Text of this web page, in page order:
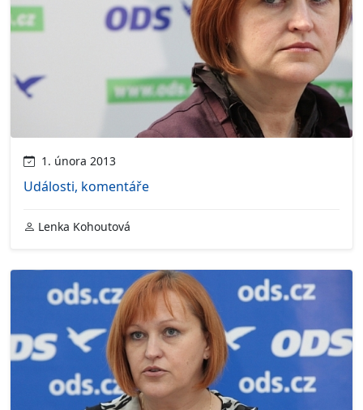
1. února 2013
Události, komentáře
Lenka Kohoutová